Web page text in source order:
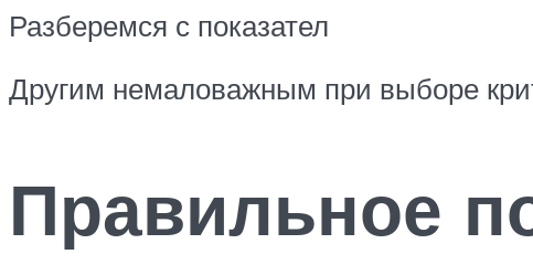
Разберемся с показател
Другим немаловажным при выборе
Правильное